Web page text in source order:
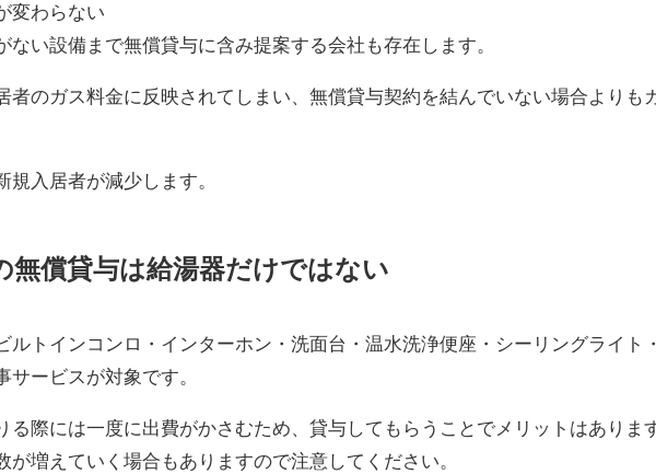
変わらない
ない設備まで無償貸与に含み提案する会社も存在します。
者のガス料金に反映されてしまい、無償貸与契約を結んでいない場合よりも
入居者が減少します。
無償貸与は給湯器だけではない
ルトインコンロ・インターホン・洗面台・温水洗浄便座・シーリングライト
サービスが対象です。
る際には一度に出費がかさむため、貸与してもらうことでメリットはありま
が増えていく場合もありますので注意してください。